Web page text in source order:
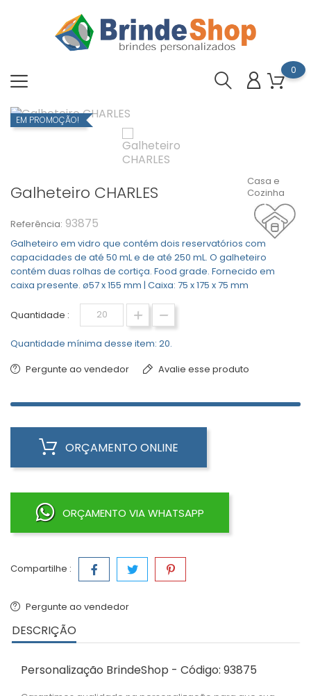
0
EM PROMOÇÃO!
Galheteiro CHARLES
Referência: 93875
Galheteiro em vidro que contém dois reservatórios com
capacidades de até 50 mL e de até 250 mL. O galheteiro
contém duas rolhas de cortiça. Food grade. Fornecido em
caixa presente. ø57 x 155 mm | Caixa: 75 x 175 x 75 mm
Quantidade :
Quantidade mínima desse item: 20.
Pergunte ao vendedor
Avalie esse produto
ORÇAMENTO ONLINE
ORÇAMENTO VIA WHATSAPP
Compartilhe :
Casa e
Cozinha
Pergunte ao vendedor
DESCRIÇÃO
Personalização BrindeShop - Código: 93875